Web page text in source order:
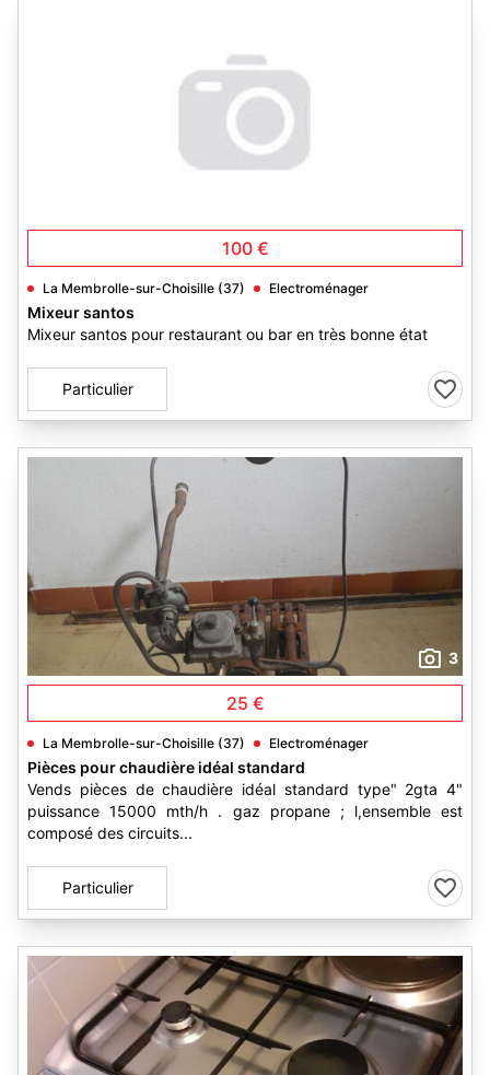
100 €
La Membrolle-sur-Choisille (37) Electroménager
Mixeur santos
Mixeur santos pour restaurant ou bar en très bonne état
Particulier
3
25 €
La Membrolle-sur-Choisille (37) Electroménager
Pièces pour chaudière idéal standard
Vends pièces de chaudière idéal standard type" 2gta 4"
puissance 15000 mth/h . gaz propane ; l,ensemble est
composé des circuits...
Particulier